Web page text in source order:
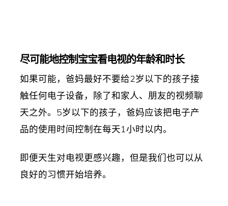
尽可能地控制宝宝看电视的年龄和时长
如果可能，爸妈最好不要给2岁以下的孩子接
触任何电子设备，除了和家人、朋友的视频聊
天之外。5岁以下的孩子，爸妈应该把电子产
品的使用时间控制在每天1小时以内。
即便天生对电视更感兴趣，但是我们也可以从
良好的习惯开始培养。